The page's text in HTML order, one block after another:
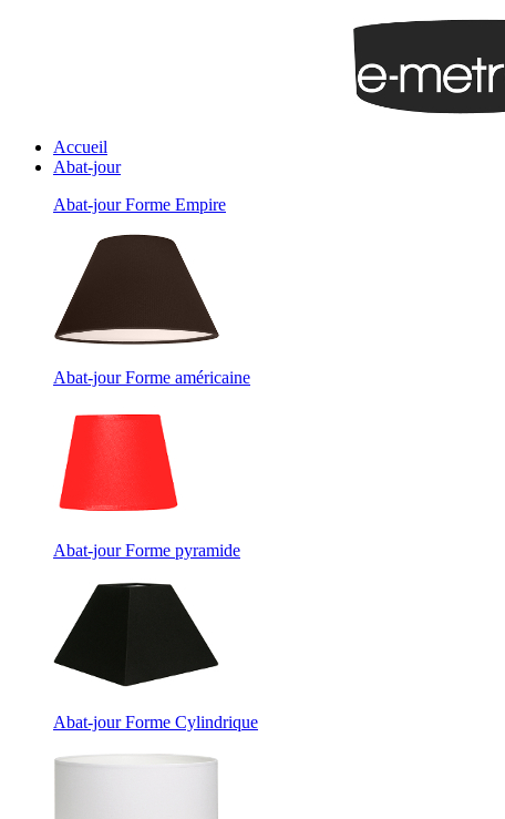
Accueil
Abat-jour
Abat-jour Forme Empire
Abat-jour Forme américaine
Abat-jour Forme pyramide
Abat-jour Forme Cylindrique